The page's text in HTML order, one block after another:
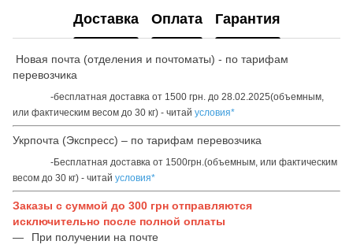
Доставка Оплата Гарантия
Новая почта (отделения и почтоматы) - по тарифам
перевозчика
-бесплатная доставка от 1500 грн. до 28.02.2025(объемным,
или фактическим весом до 30 кг) - читай условия*
Укрпочта (Экспресс) – по тарифам перевозчика
-Бесплатная доставка от 1500грн.(объемным, или фактическим
весом до 30 кг) - читай условия*
Заказы с суммой до 300 грн отправляются
исключительно после полной оплаты
При получении на почте